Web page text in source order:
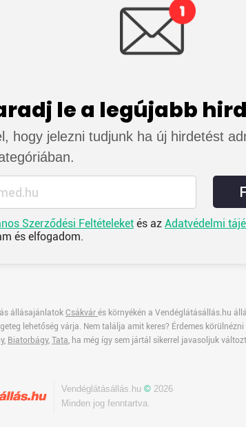
le a legújabb
hogy jelezni tudjunk ha új hirdetést
Szerződési Feltételeket és az Adatvédelmi
és elfogadom.
állásajánlatok Csákvár és környékén a Vendéglátásállás.hu
lehetőség várja. Nem találja amit keres? Érdemes körülnézni
, Biatorbágy, Tata, ha még így sem jártál sikerrel javasoljuk
Vendéglátásállás.hu © 2026
Minden jog fenntartva.